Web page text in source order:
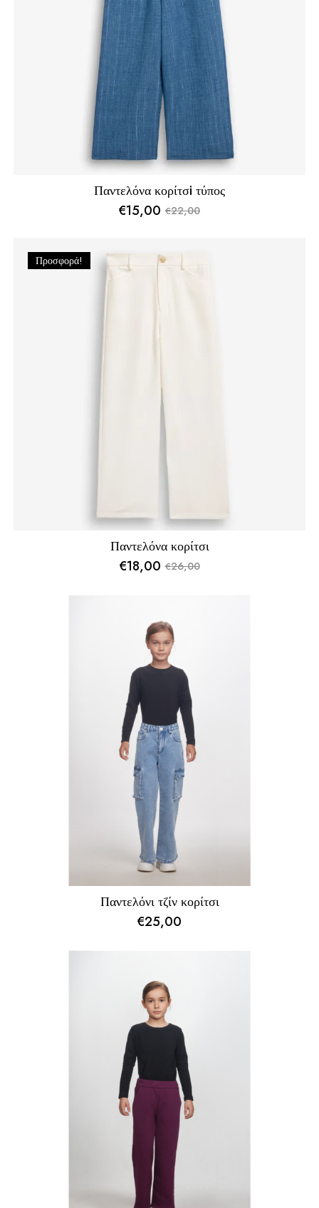
Παντελόνα κορίτσi τύπος
€22,00
Original
was:
€22,00.
€15,00Η
τιμή
είναι:
€15,00.
Προσφορά!
Παντελόνα κορίτσι
€26,00
Original
€26,00.
€18,00Η
είναι:
€18,00.
Παντελόνι τζίν κορίτσι
€25,00